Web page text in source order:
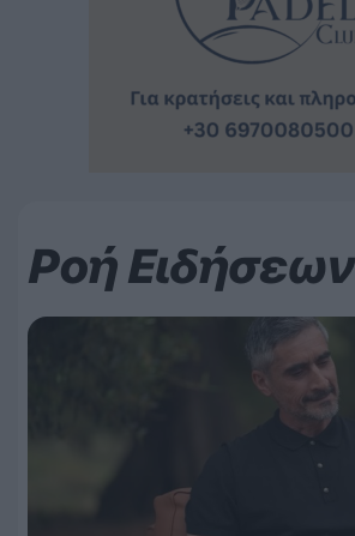
Ροή Ειδήσεων